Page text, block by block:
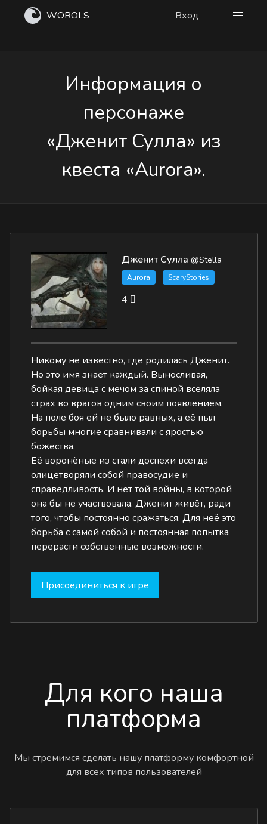
WOROLS Вход
Информация о
персонаже
«Дженит Сулла» из
квеста «Aurora».
Дженит Сулла @Stella
Aurora ScaryStories
4
Никому не известно, где родилась Дженит.
Но это имя знает каждый. Выносливая,
бойкая девица с мечом за спиной вселяла
страх во врагов одним своим появлением.
На поле боя ей не было равных, а её пыл
борьбы многие сравнивали с яростью
божества.
Её воронёные из стали доспехи всегда
олицетворяли собой правосудие и
справедливость. И нет той войны, в которой
она бы не участвовала. Дженит живёт, ради
того, чтобы постоянно сражаться. Для неё это
борьба с самой собой и постоянная попытка
перерасти собственные возможности.
Присоединиться к игре
Для кого наша
платформа
Мы стремимся сделать нашу платформу комфортной
для всех типов пользователей